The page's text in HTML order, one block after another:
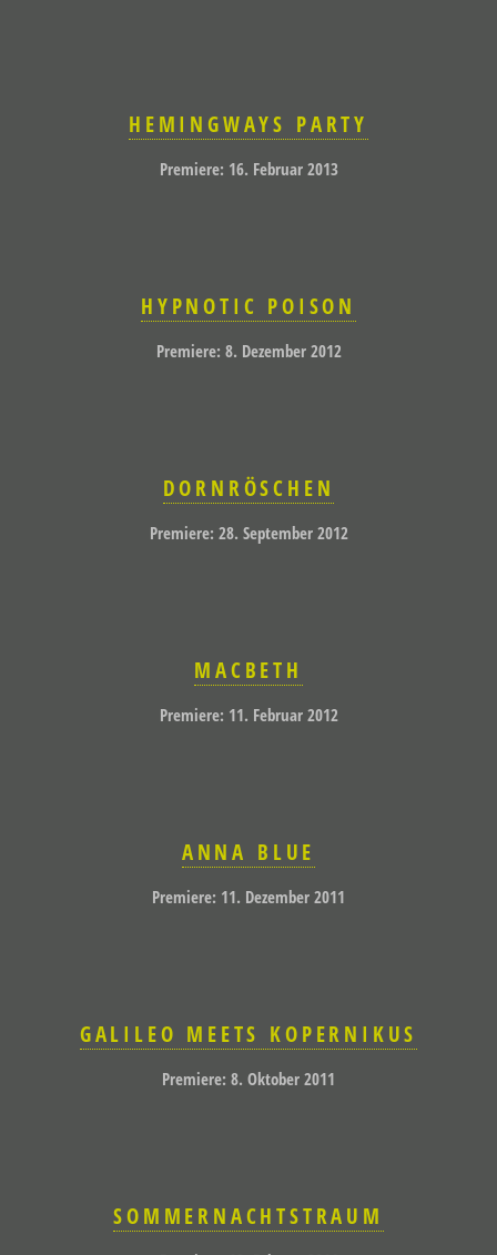
HEMINGWAYS PARTY
Premiere: 16. Februar 2013
HYPNOTIC POISON
Premiere: 8. Dezember 2012
DORNRÖSCHEN
Premiere: 28. September 2012
MACBETH
Premiere: 11. Februar 2012
ANNA BLUE
Premiere: 11. Dezember 2011
GALILEO MEETS KOPERNIKUS
Premiere: 8. Oktober 2011
SOMMERNACHTSTRAUM